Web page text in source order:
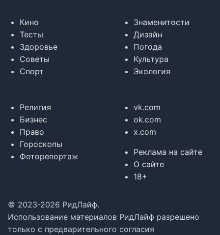
Кино
Тесты
Здоровье
Советы
Спорт
Знаменитости
Дизайн
Погода
Культура
Экология
Религия
Бизнес
Право
Гороскопы
Фоторепортаж
vk.com
ok.com
x.com
Реклама на сайте
О сайте
18+
© 2023-2026 РидЛайф.
Использование материалов РидЛайф разрешено
только с предварительного согласия